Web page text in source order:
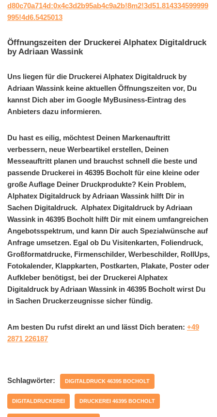
d80c70a714d:0x4c3d2b95ab4c9a2b!8m2!3d51.814334599999
995!4d6.5425013
Öffnungszeiten der Druckerei Alphatex Digitaldruck
by Adriaan Wassink
Uns liegen für die Druckerei Alphatex Digitaldruck by
Adriaan Wassink keine aktuellen Öffnungszeiten vor, Du
kannst Dich aber im Google MyBusiness-Eintrag des
Anbieters dazu informieren.
Du hast es eilig, möchtest Deinen Markenauftritt
verbessern, neue Werbeartikel erstellen, Deinen
Messeauftritt planen und brauchst schnell die beste und
passende Druckerei in 46395 Bocholt für eine kleine oder
große Auflage Deiner Druckprodukte? Kein Problem,
Alphatex Digitaldruck by Adriaan Wassink hilft Dir in
Sachen Digitaldruck. Alphatex Digitaldruck by Adriaan
Wassink in 46395 Bocholt hilft Dir mit einem umfangreichen
Angebotsspektrum, und kann Dir auch Spezialwünsche auf
Anfrage umsetzen. Egal ob Du Visitenkarten, Foliendruck,
Großformatdrucke, Firmenschilder, Werbeschilder, RollUps,
Fotokalender, Klappkarten, Postkarten, Plakate, Poster oder
Aufkleber benötigst, bei der Druckerei Alphatex
Digitaldruck by Adriaan Wassink in 46395 Bocholt wirst Du
in Sachen Druckerzeugnisse sicher fündig.
Am besten Du rufst direkt an und lässt Dich beraten: +49
2871 226187
Schlagwörter: DIGITALDRUCK 46395 BOCHOLT
DIGITALDRUCKEREI DRUCKEREI 46395 BOCHOLT